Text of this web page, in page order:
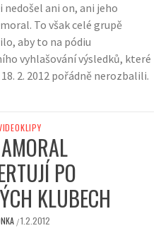
nedošel ani on, ani jeho
To však celé grupě
aby to na pódiu
vyhlašování výsledků, které
2. 2012 pořádně nerozbalili.
PO
KLUBECH
/1.2.2012